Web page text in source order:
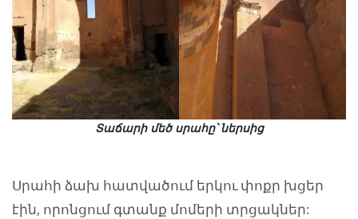
Տաճարի մեծ սրահը՝ ներսից
Սրահի ձախ հատվածում երկու փոքր խցեր
էին, որոնցում գտանք մոմերի տրցակներ: